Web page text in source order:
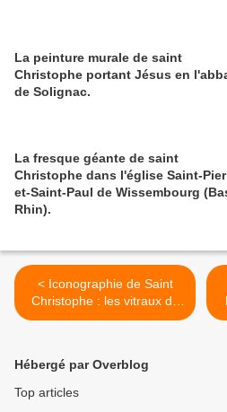
La peinture murale de saint
Christophe portant Jésus en
de Solignac.
La fresque géante de saint
Christophe dans l'église Saint-
et-Saint-Paul de Wissembourg
Rhin).
< Iconographie de Saint
Christophe : les vitraux de
la cathédrale d'Angers, I.
Hébergé par Overblog
Top articles